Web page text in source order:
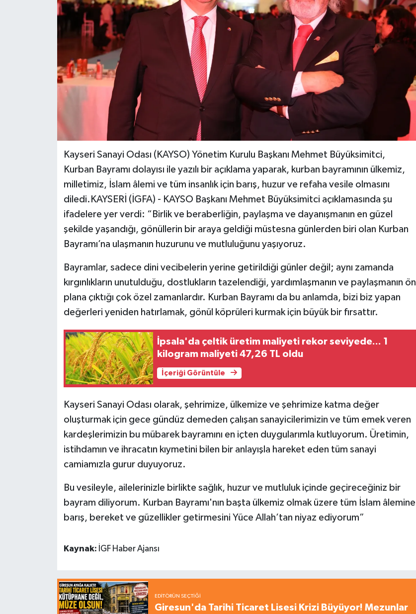
Kayseri Sanayi Odası (KAYSO) Yönetim Kurulu Başkanı Mehmet Büyüksimitci,
Kurban Bayramı dolayısı ile yazılı bir açıklama yaparak, kurban bayramının ülkemiz,
milletimiz, İslam âlemi ve tüm insanlık için barış, huzur ve refaha vesile olmasını
diledi.KAYSERİ (İGFA) - KAYSO Başkanı Mehmet Büyüksimitci açıklamasında şu
ifadelere yer verdi: “Birlik ve beraberliğin, paylaşma ve dayanışmanın en güzel
şekilde yaşandığı, gönüllerin bir araya geldiği müstesna günlerden biri olan Kurban
Bayramı’na ulaşmanın huzurunu ve mutluluğunu yaşıyoruz.
Bayramlar, sadece dini vecibelerin yerine getirildiği günler değil; aynı zamanda
kırgınlıkların unutulduğu, dostlukların tazelendiği, yardımlaşmanın ve paylaşmanın ön
plana çıktığı çok özel zamanlardır. Kurban Bayramı da bu anlamda, bizi biz yapan
değerleri yeniden hatırlamak, gönül köprüleri kurmak için büyük bir fırsattır.
İpsala'da çeltik üretim maliyeti rekor seviyede... 1
kilogram maliyeti 47,26 TL oldu
İçeriği Görüntüle
Kayseri Sanayi Odası olarak, şehrimize, ülkemize ve şehrimize katma değer
oluşturmak için gece gündüz demeden çalışan sanayicilerimizin ve tüm emek veren
kardeşlerimizin bu mübarek bayramını en içten duygularımla kutluyorum. Üretimin,
istihdamın ve ihracatın kıymetini bilen bir anlayışla hareket eden tüm sanayi
camiamızla gurur duyuyoruz.
Bu vesileyle, ailelerinizle birlikte sağlık, huzur ve mutluluk içinde geçireceğiniz bir
bayram diliyorum. Kurban Bayramı'nın başta ülkemiz olmak üzere tüm İslam âlemine
barış, bereket ve güzellikler getirmesini Yüce Allah’tan niyaz ediyorum”
Kaynak: İGF Haber Ajansı
EDITÖRÜN SEÇTIĞI
Giresun'da Tarihi Ticaret Lisesi Krizi Büyüyor! Mezunlar